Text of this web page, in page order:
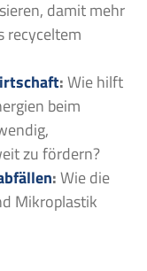
damit mehr
recyceltem
:Wie hilft
beim
zu fördern?
:Wie die
Mikroplastik